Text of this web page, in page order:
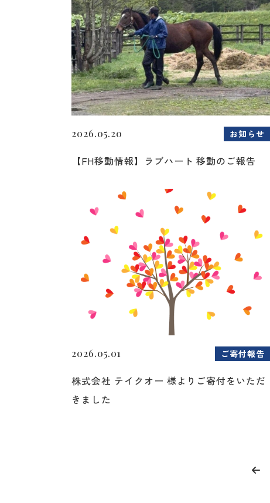
2026.05.20 お知らせ
【FH移動情報】ラブハート 移動のご報告
2026.05.01 ご寄付報告
株式会社 テイクオー 様よりご寄付をいただ
きました